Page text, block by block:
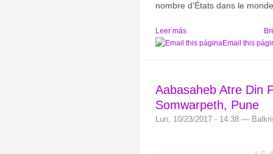
nombre d'États dans le
Leer más
Email this
Aabasaheb Atre Din
Somwarpeth, Pune
Lun, 10/23/2017 - 14:38 —